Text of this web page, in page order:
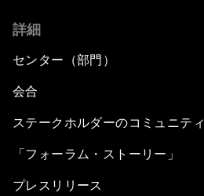
詳細
センター（部門）
会合
ステークホルダーのコミュニティ
「フォーラム・ストーリー」
プレスリリース